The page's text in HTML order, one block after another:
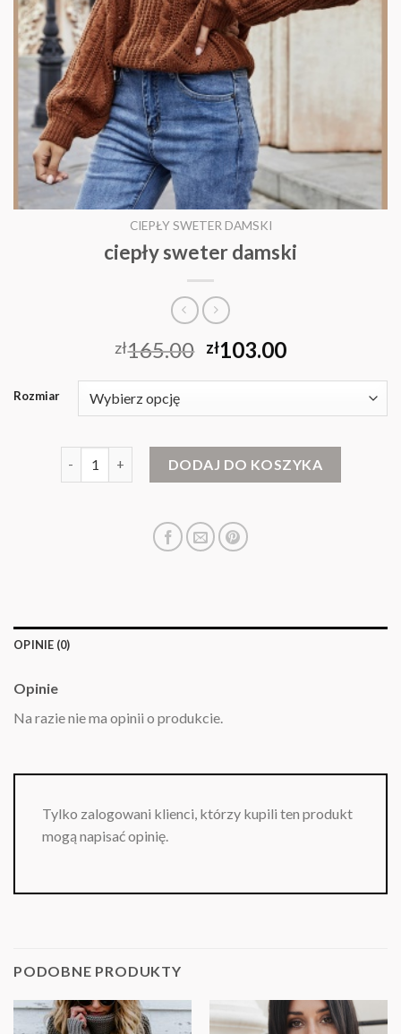
CIEPŁY SWETER DAMSKI
ciepły sweter damski
zł165.00 zł103.00
Rozmiar
DODAJ DO KOSZYKA
OPINIE (0)
Opinie
Na razie nie ma opinii o produkcie.
Tylko zalogowani klienci, którzy kupili ten produkt
mogą napisać opinię.
PODOBNE PRODUKTY